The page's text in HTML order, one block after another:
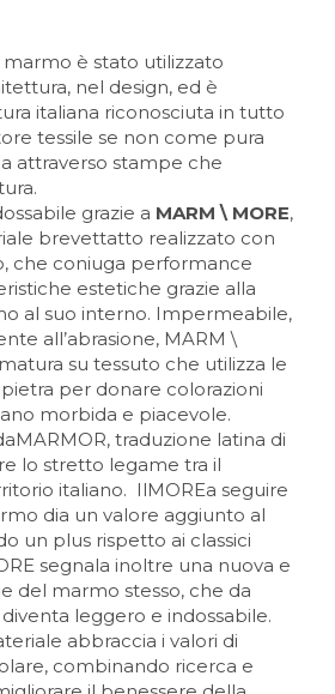
marmo è stato utilizzato
nel design, ed è
italiana riconosciuta in tutto
tessile se non come pura
attraverso stampe che
grazie a MARM \ MORE,
brevettatto realizzato con
che coniuga performance
estetiche grazie alla
al suo interno. Impermeabile,
all’abrasione, MARM \
su tessuto che utilizza le
per donare colorazioni
morbida e piacevole.
MARMOR, traduzione latina di
lo stretto legame tra il
italiano. IlMOREa seguire
dia un valore aggiunto al
un plus rispetto ai classici
segnala inoltre una nuova e
del marmo stesso, che da
leggero e indossabile.
abbraccia i valori di
combinando ricerca e